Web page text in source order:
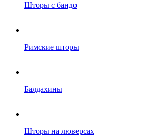
Шторы с бандо
Римские шторы
Балдахины
Шторы на люверсах